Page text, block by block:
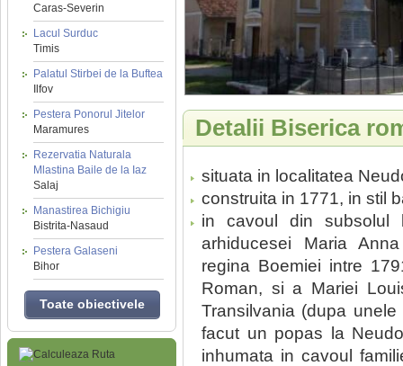
Caras-Severin
Lacul Surduc
Timis
Palatul Stirbei de la Buftea
Ilfov
Pestera Ponorul Jitelor
Maramures
Rezervatia Naturala
Mlastina Baile de la Iaz
Salaj
Manastirea Bichigiu
Bistrita-Nasaud
Pestera Galaseni
Bihor
Toate obiectivele
Detalii Biserica
situata in localitatea
construita in 1771, in stil
in cavoul din subsolul
arhiducesei Maria
regina Boemiei intre
Roman, si a Mariei
Transilvania (dupa
facut un popas la
inhumata in cavoul